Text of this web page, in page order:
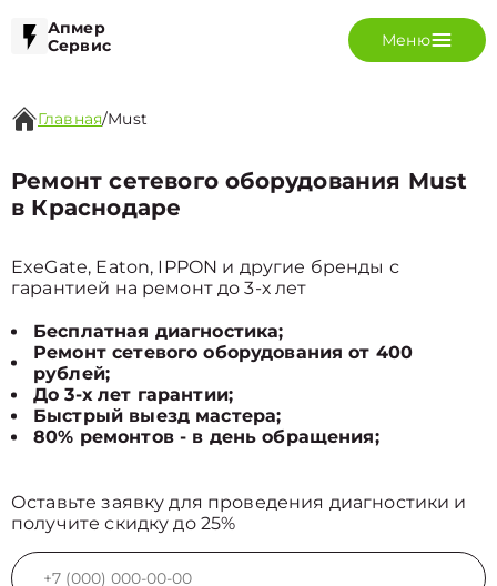
Апмер
Сервис
Меню
Главная/Must
Ремонт сетевого оборудования Must
в Краснодаре
ExeGate, Eaton, IPPON и другие бренды с
гарантией на ремонт до 3-х лет
Бесплатная диагностика;
Ремонт сетевого оборудования от 400
рублей;
До 3-х лет гарантии;
Быстрый выезд мастера;
80% ремонтов - в день обращения;
Оставьте заявку для проведения диагностики и
получите скидку до 25%